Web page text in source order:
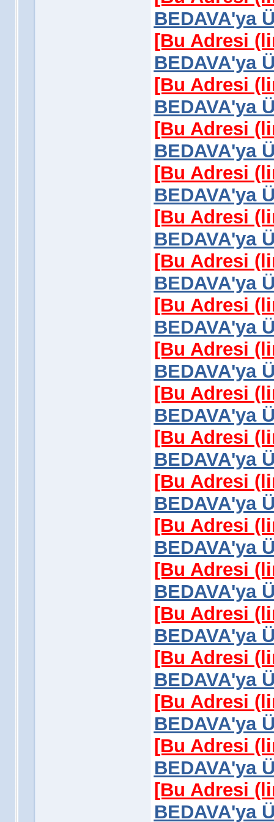
BEDAVA'ya
[Bu Adresi
BEDAVA'ya
[Bu Adresi
BEDAVA'ya
[Bu Adresi
BEDAVA'ya
[Bu Adresi
BEDAVA'ya
[Bu Adresi
BEDAVA'ya
[Bu Adresi
BEDAVA'ya
[Bu Adresi
BEDAVA'ya
[Bu Adresi
BEDAVA'ya
[Bu Adresi
BEDAVA'ya
[Bu Adresi
BEDAVA'ya
[Bu Adresi
BEDAVA'ya
[Bu Adresi
BEDAVA'ya
[Bu Adresi
BEDAVA'ya
[Bu Adresi
BEDAVA'ya
[Bu Adresi
BEDAVA'ya
[Bu Adresi
BEDAVA'ya
[Bu Adresi
BEDAVA'ya
[Bu Adresi
BEDAVA'ya